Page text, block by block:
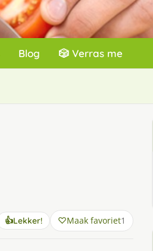
Blog 🎲 Verras me
👍Lekker! Maak favoriet1